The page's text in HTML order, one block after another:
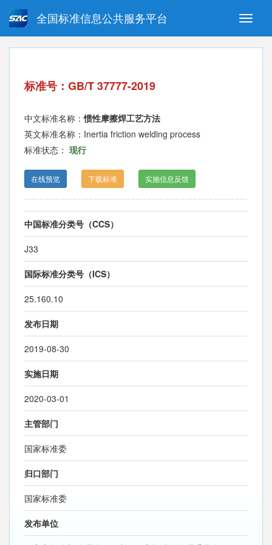
Toggle
全国标准信息公共服务平台
强制性国家标准 推荐性国家标准
指导性技术文件 (National standards in foreign
标准号：GB/T 37777-2019
中文标准名称：惯性摩擦焊工艺方法
英文标准名称：Inertia friction welding process
标准状态： 现行
在线预览 下载标准 实施信息反馈
中国标准分类号（CCS）
J33
国际标准分类号（ICS）
25.160.10
发布日期
2019-08-30
实施日期
2020-03-01
主管部门
国家标准委
归口部门
国家标准委
发布单位